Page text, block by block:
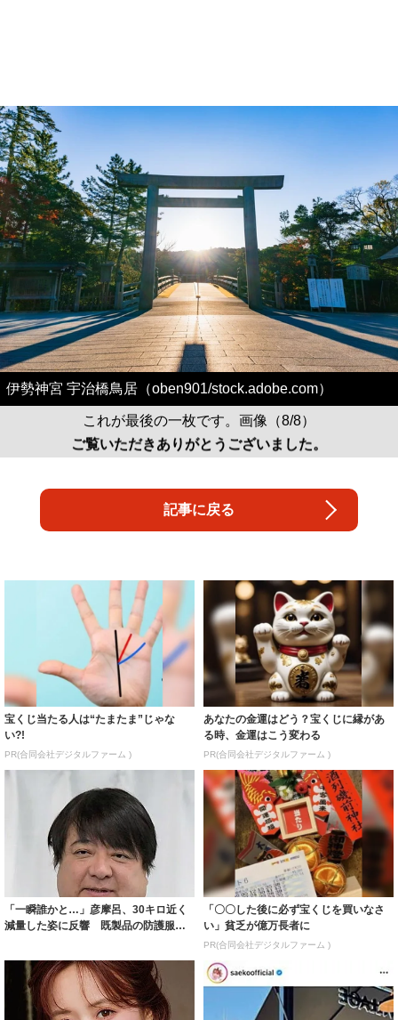
伊勢神宮 宇治橋鳥居（oben901/stock.adobe.com）
これが最後の一枚です。画像（8/8）
ご覧いただきありがとうございました。
記事に戻る
宝くじ当たる人は“たまたま”じゃな
い?!
PR(合同会社デジタルファーム )
あなたの金運はどう？宝くじに縁があ
る時、金運はこう変わる
PR(合同会社デジタルファーム )
「一瞬誰かと…」彦摩呂、30キロ近く
減量した姿に反響 既製品の防護服が
「〇〇した後に必ず宝くじを買いなさ
い」貧乏が億万長者に
PR(合同会社デジタルファーム )